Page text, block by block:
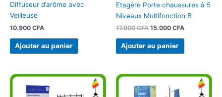
Diffuseur d’arôme avec
Veilleuse
10.900 CFA
Ajouter au panier
Etagère Porte chaussures à 5
Niveaux Multifonction B
17.900CFA 15.000 CFA
Ajouter au panier